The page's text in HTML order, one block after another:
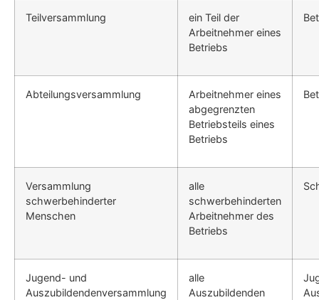
Teilversammlung
ein Teil der
Arbeitnehmer eines
Betriebs
Abteilungsversammlung
Arbeitnehmer eines
abgegrenzten
Betriebsteils eines
Betriebs
Versammlung
schwerbehinderter
Menschen
alle
schwerbehinderten
Arbeitnehmer des
Betriebs
Jugend- und
Auszubildendenversammlung
alle
Auszubildenden